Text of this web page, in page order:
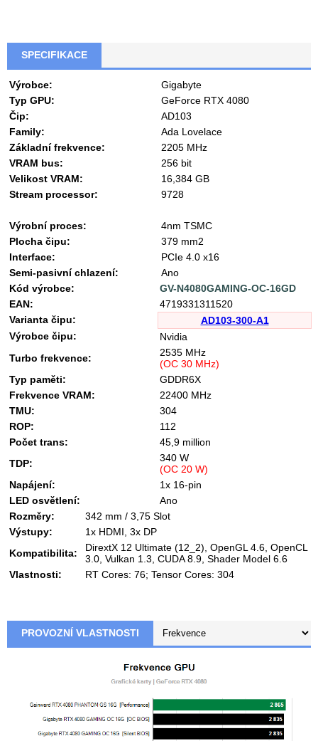
SPECIFIKACE
Výrobce:
Gigabyte
Typ GPU:
GeForce RTX 4080
Čip:
AD103
Family:
Ada Lovelace
Základní frekvence:
2205 MHz
VRAM bus:
256 bit
Velikost VRAM:
16,384 GB
Stream processor:
9728
Výrobní proces:
4nm TSMC
Plocha čipu:
379 mm2
Interface:
PCIe 4.0 x16
Semi-pasivní chlazení:
Ano
Kód výrobce:
GV-N4080GAMING-OC-16GD
EAN:
4719331311520
Varianta čipu:
AD103-300-A1
Výrobce čipu:
Nvidia
Turbo frekvence:
2535 MHz
(OC 30 MHz)
Typ paměti:
GDDR6X
Frekvence VRAM:
22400 MHz
TMU:
304
ROP:
112
Počet trans:
45,9 million
TDP:
340 W
(OC 20 W)
Napájení:
1x 16-pin
LED osvětlení:
Ano
Rozměry:
342 mm / 3,75 Slot
Výstupy:
1x HDMI, 3x DP
Kompatibilita:
DirextX 12 Ultimate (12_2), OpenGL 4.6, OpenCL
3.0, Vulkan 1.3, CUDA 8.9, Shader Model 6.6
Vlastnosti:
RT Cores: 76; Tensor Cores: 304
PROVOZNÍ VLASTNOSTI